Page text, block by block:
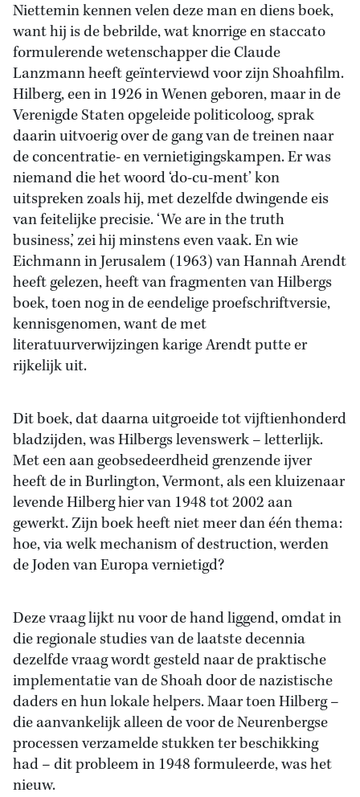
Niettemin kennen velen deze man en diens boek,
want hij is de bebrilde, wat knorrige en staccato
formulerende wetenschapper die Claude
Lanzmann heeft geïnterviewd voor zijn Shoahfilm.
Hilberg, een in 1926 in Wenen geboren, maar in de
Verenigde Staten opgeleide politicoloog, sprak
daarin uitvoerig over de gang van de treinen naar
de concentratie- en vernietigingskampen. Er was
niemand die het woord ‘do-cu-ment’ kon
uitspreken zoals hij, met dezelfde dwingende eis
van feitelijke precisie. ‘We are in the truth
business,’ zei hij minstens even vaak. En wie
Eichmann in Jerusalem (1963) van Hannah Arendt
heeft gelezen, heeft van fragmenten van Hilbergs
boek, toen nog in de eendelige proefschriftversie,
kennisgenomen, want de met
literatuurverwijzingen karige Arendt putte er
rijkelijk uit.
Dit boek, dat daarna uitgroeide tot vijftienhonderd
bladzijden, was Hilbergs levenswerk – letterlijk.
Met een aan geobsedeerdheid grenzende ijver
heeft de in Burlington, Vermont, als een kluizenaar
levende Hilberg hier van 1948 tot 2002 aan
gewerkt. Zijn boek heeft niet meer dan één thema:
hoe, via welk mechanism of destruction, werden
de Joden van Europa vernietigd?
Deze vraag lijkt nu voor de hand liggend, omdat in
die regionale studies van de laatste decennia
dezelfde vraag wordt gesteld naar de praktische
implementatie van de Shoah door de nazistische
daders en hun lokale helpers. Maar toen Hilberg –
die aanvankelijk alleen de voor de Neurenbergse
processen verzamelde stukken ter beschikking
had – dit probleem in 1948 formuleerde, was het
nieuw.